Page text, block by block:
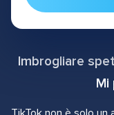
Imbrogliare
Mi